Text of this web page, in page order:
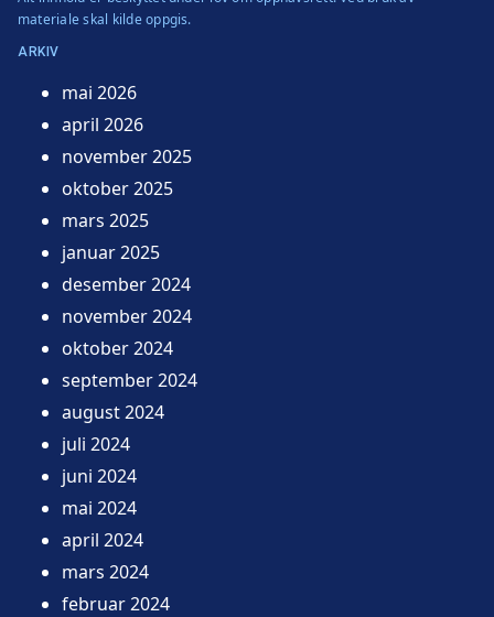
materiale skal kilde oppgis.
ARKIV
mai 2026
april 2026
november 2025
oktober 2025
mars 2025
januar 2025
desember 2024
november 2024
oktober 2024
september 2024
august 2024
juli 2024
juni 2024
mai 2024
april 2024
mars 2024
februar 2024